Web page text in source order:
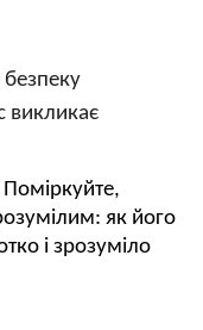
викликає
Поміркуйте,
як його
і зрозуміло